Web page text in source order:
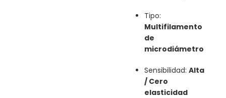
Tipo:
Multifilamento
de
microdiámetro
Sensibilidad:Alta
/ Cero
elasticidad